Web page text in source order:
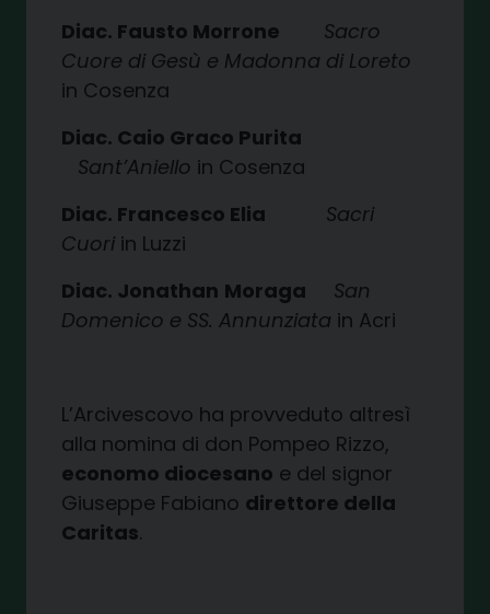
Diac. Fausto Morrone
Sacro
Cuore di Gesù e Madonna di Loreto
in Cosenza
Diac. Caio Graco Purita
Sant’Aniello in Cosenza
Diac. Francesco Elia
Sacri
Cuori in Luzzi
Diac. Jonathan Moraga
San
Domenico e SS. Annunziata in Acri
L’Arcivescovo ha provveduto altresì
alla nomina di don Pompeo Rizzo,
economo diocesano e del signor
Giuseppe Fabiano direttore della
Caritas.